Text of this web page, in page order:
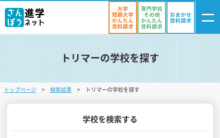
ログイン
・登録
気になる
学校を探す
オープンキャンパスを探す
大学
短期大学
かんたん
資料請求
専門学校
その他
かんたん
資料請求
おまかせ
資料請求
トリマーの学校を探す
トップページ 検索結果 トリマーの学校を探す
学校を検索する